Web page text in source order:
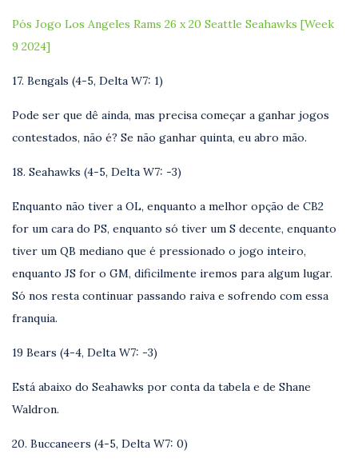
Pós Jogo Los Angeles Rams 26 x 20 Seattle Seahawks [Week
9 2024]
17. Bengals (4-5, Delta W7: 1)
Pode ser que dê ainda, mas precisa começar a ganhar jogos
contestados, não é? Se não ganhar quinta, eu abro mão.
18. Seahawks (4-5, Delta W7: -3)
Enquanto não tiver a OL, enquanto a melhor opção de CB2
for um cara do PS, enquanto só tiver um S decente, enquanto
tiver um QB mediano que é pressionado o jogo inteiro,
enquanto JS for o GM, dificilmente iremos para algum lugar.
Só nos resta continuar passando raiva e sofrendo com essa
franquia.
19 Bears (4-4, Delta W7: -3)
Está abaixo do Seahawks por conta da tabela e de Shane
Waldron.
20. Buccaneers (4-5, Delta W7: 0)